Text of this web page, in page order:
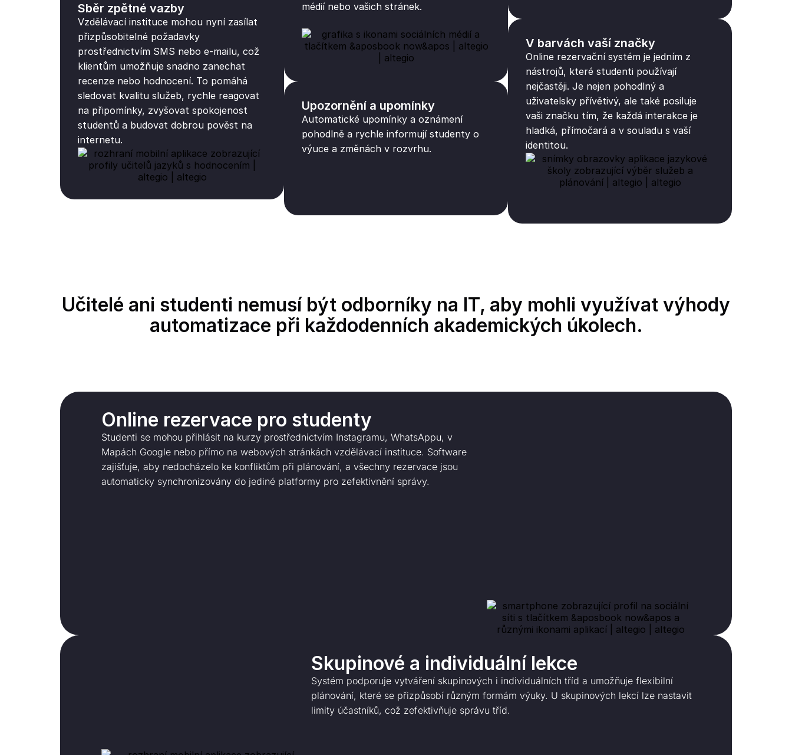
Sběr zpětné vazby
Vzdělávací instituce mohou nyní zasílat
přizpůsobitelné požadavky
prostřednictvím SMS nebo e-mailu, což
klientům umožňuje snadno zanechat
recenze nebo hodnocení. To pomáhá
sledovat kvalitu služeb, rychle reagovat
na připomínky, zvyšovat spokojenost
studentů a budovat dobrou pověst na
internetu.
médií nebo vašich stránek.
Upozornění a upomínky
Automatické upomínky a oznámení
pohodlně a rychle informují studenty o
výuce a změnách v rozvrhu.
V barvách vaší značky
Online rezervační systém je jedním z
nástrojů, které studenti používají
nejčastěji. Je nejen pohodlný a
uživatelsky přívětivý, ale také posiluje
vaši značku tím, že každá interakce je
hladká, přímočará a v souladu s vaší
identitou.
Učitelé ani studenti nemusí být odborníky na IT, aby mohli využívat výhody
automatizace při každodenních akademických úkolech.
Online rezervace pro studenty
Studenti se mohou přihlásit na kurzy prostřednictvím Instagramu, WhatsAppu, v
Mapách Google nebo přímo na webových stránkách vzdělávací instituce. Software
zajišťuje, aby nedocházelo ke konfliktům při plánování, a všechny rezervace jsou
automaticky synchronizovány do jediné platformy pro zefektivnění správy.
Skupinové a individuální lekce
Systém podporuje vytváření skupinových i individuálních tříd a umožňuje flexibilní
plánování, které se přizpůsobí různým formám výuky. U skupinových lekcí lze nastavit
limity účastníků, což zefektivňuje správu tříd.